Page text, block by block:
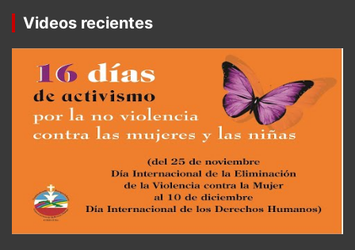
Videos recientes